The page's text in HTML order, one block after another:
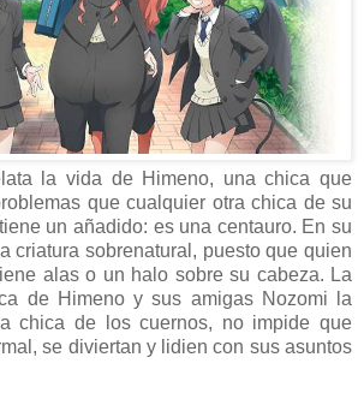
la vida de Himeno, una chica que
que cualquier otra chica de su
un añadido: es una centauro. En su
criatura sobrenatural, puesto que quien
alas o un halo sobre su cabeza. La
de Himeno y sus amigas Nozomi la
chica de los cuernos, no impide que
se diviertan y lidien con sus asuntos